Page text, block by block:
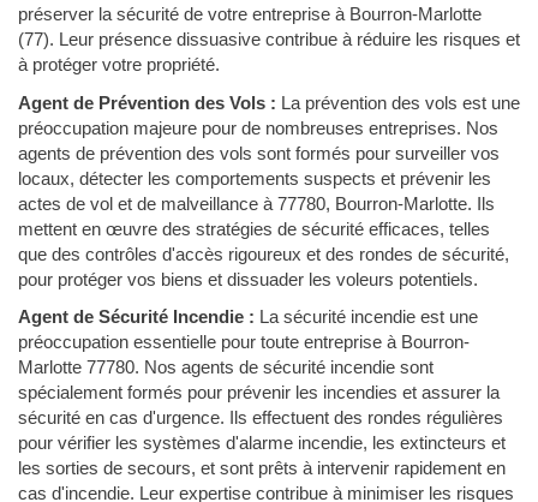
préserver la sécurité de votre entreprise à Bourron-Marlotte
(77). Leur présence dissuasive contribue à réduire les risques et
à protéger votre propriété.
Agent de Prévention des Vols : La prévention des vols est une
préoccupation majeure pour de nombreuses entreprises. Nos
agents de prévention des vols sont formés pour surveiller vos
locaux, détecter les comportements suspects et prévenir les
actes de vol et de malveillance à 77780, Bourron-Marlotte. Ils
mettent en œuvre des stratégies de sécurité efficaces, telles
que des contrôles d'accès rigoureux et des rondes de sécurité,
pour protéger vos biens et dissuader les voleurs potentiels.
Agent de Sécurité Incendie : La sécurité incendie est une
préoccupation essentielle pour toute entreprise à Bourron-
Marlotte 77780. Nos agents de sécurité incendie sont
spécialement formés pour prévenir les incendies et assurer la
sécurité en cas d'urgence. Ils effectuent des rondes régulières
pour vérifier les systèmes d'alarme incendie, les extincteurs et
les sorties de secours, et sont prêts à intervenir rapidement en
cas d'incendie. Leur expertise contribue à minimiser les risques